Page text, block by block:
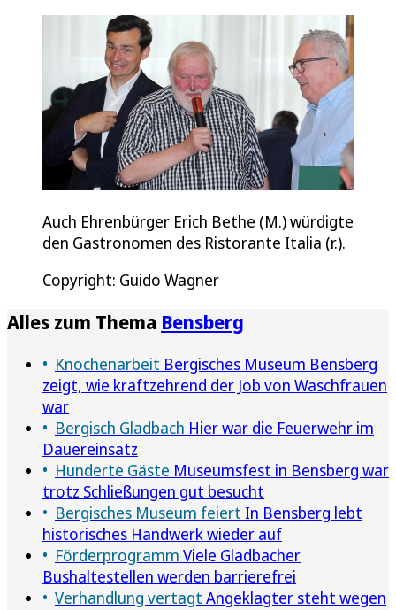
Auch Ehrenbürger Erich Bethe (M.) würdigte
den Gastronomen des Ristorante Italia (r.).
Copyright: Guido Wagner
Alles zum Thema Bensberg
Knochenarbeit Bergisches Museum Bensberg
zeigt, wie kraftzehrend der Job von Waschfrauen
war
Bergisch Gladbach Hier war die Feuerwehr im
Dauereinsatz
Hunderte Gäste Museumsfest in Bensberg war
trotz Schließungen gut besucht
Bergisches Museum feiert In Bensberg lebt
historisches Handwerk wieder auf
Förderprogramm Viele Gladbacher
Bushaltestellen werden barrierefrei
Verhandlung vertagt Angeklagter steht wegen